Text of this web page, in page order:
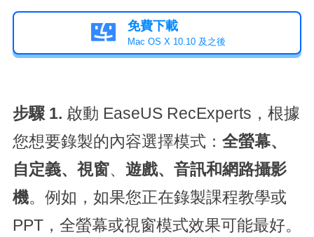
 免費下載
Mac OS X 10.10 及之後
步驟 1. 啟動 EaseUS RecExperts，根據
您想要錄製的內容選擇模式： 全螢幕、
自定義、 視窗、 遊戲、音訊和網路攝影
機。例如，如果您正在錄製課程教學或
PPT，全螢幕或視窗模式效果可能最好。